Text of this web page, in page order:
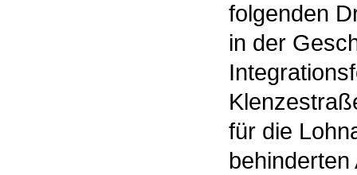
folgenden
in der
für die